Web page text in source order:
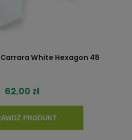
White Hexagon 48
62,00 zł
PRODUKT